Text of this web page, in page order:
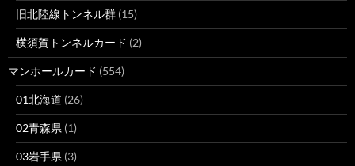
旧北陸線トンネル群 (15)
横須賀トンネルカード (2)
マンホールカード (554)
01北海道 (26)
02青森県 (1)
03岩手県 (3)